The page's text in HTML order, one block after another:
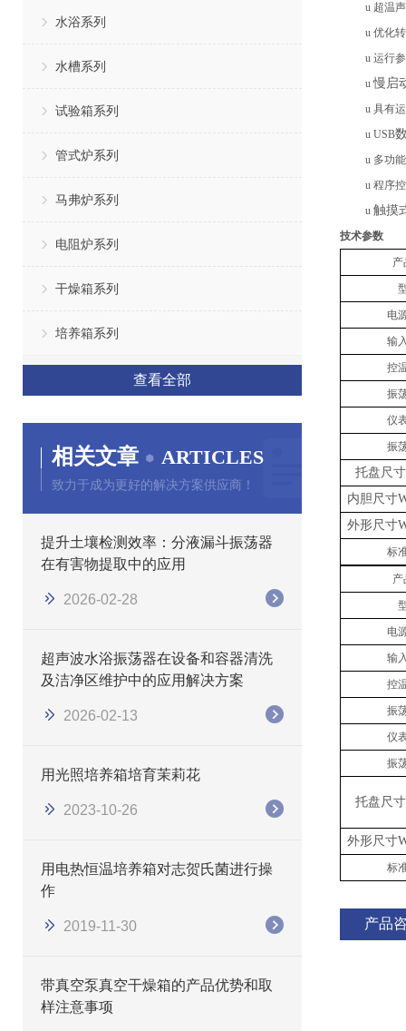
水浴系列
水槽系列
试验箱系列
管式炉系列
马弗炉系列
电阻炉系列
干燥箱系列
培养箱系列
查看全部
相关文章 ARTICLES
致力于成为更好的解决方案供应商！
提升土壤检测效率：分液漏斗振荡器
在有害物提取中的应用
2026-02-28
​​超声波水浴振荡器在设备和容器清洗
及洁净区维护中的应用解决方案
2026-02-13
用光照培养箱培育茉莉花
2023-10-26
用电热恒温培养箱对志贺氏菌进行操
作
2019-11-30
带真空泵真空干燥箱的产品优势和取
样注意事项
u 超温
u 优化
u 运行
u慢启
u 具有
u USB
u 多功
u 程序
u 触摸
技术参数
产
电
输
控
振
仪
振
托盘尺寸
内胆尺寸
外形尺寸
标
产
电
输
控
振
仪
振
托盘尺寸
外形尺寸
标
产品